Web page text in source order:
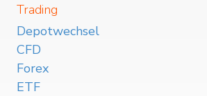
Trading
Depotwechsel
CFD
Forex
ETF